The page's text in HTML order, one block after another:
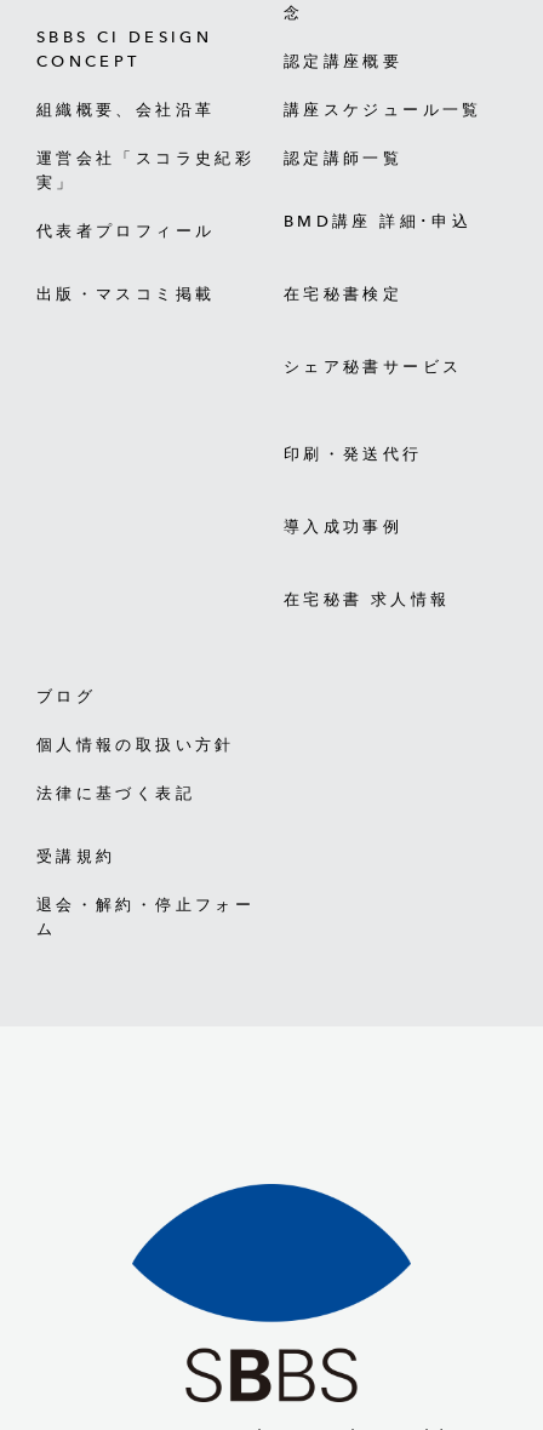
SBBS CI DESIGN
CONCEPT
組織概要、会社沿革
運営会社「スコラ史紀彩
実」
代表者プロフィール
出版・マスコミ掲載
念
認定講座概要
講座スケジュール一覧
認定講師一覧
BMD講座 詳細･申込
在宅秘書検定
シェア秘書サービス
印刷・発送代行
導入成功事例
在宅秘書 求人情報
ブログ
個人情報の取扱い方針
法律に基づく表記
受講規約
退会・解約・停止フォー
ム